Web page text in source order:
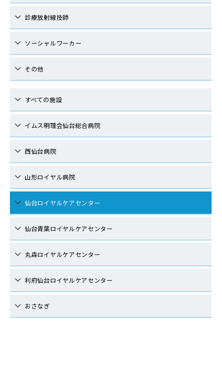
診療放射線技師
ソーシャルワーカー
その他
すべての施設
イムス明理会仙台総合病院
西仙台病院
山形ロイヤル病院
仙台ロイヤルケアセンター
仙台青葉ロイヤルケアセンター
丸森ロイヤルケアセンター
利府仙台ロイヤルケアセンター
おさなぎ